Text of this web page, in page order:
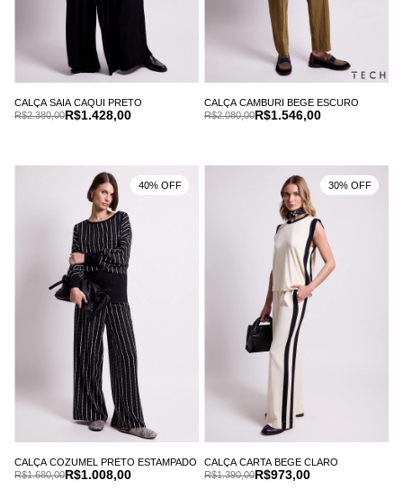
CALÇA SAIA CAQUI PRETO
R$1.428,00
R$2.380,00
CALÇA CAMBURI BEGE ESCURO
R$1.546,00
R$2.080,00
CALÇA COZUMEL PRETO ESTAMPADO
R$1.008,00
R$1.680,00
40% OFF
CALÇA CARTA BEGE CLARO
R$973,00
R$1.390,00
30% OFF